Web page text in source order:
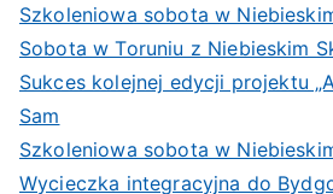
Szkoleniowa sobota w
Sobota w Toruniu z Niebieskim
Sukces kolejnej edycji projektu
Sam
Szkoleniowa sobota w
Wycieczka integracyjna do